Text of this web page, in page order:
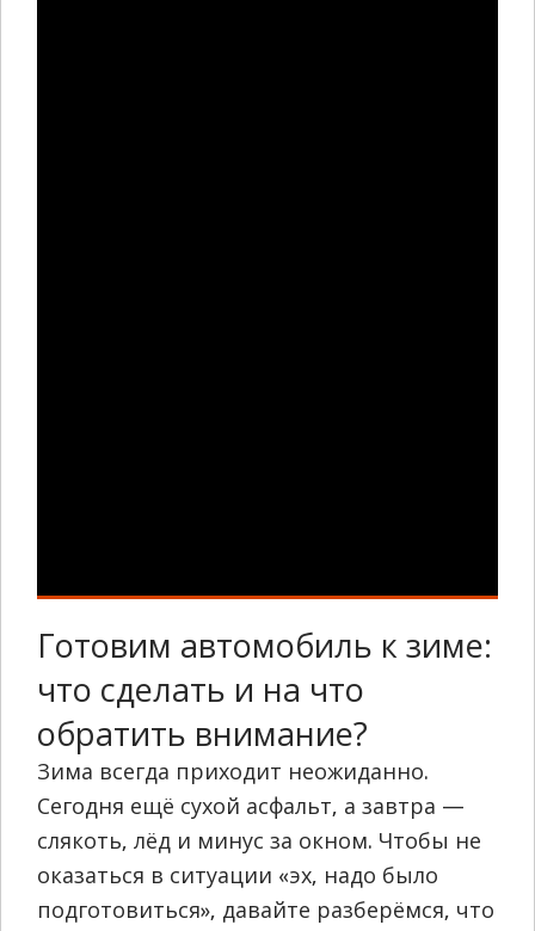
Готовим автомобиль к зиме:
что сделать и на что
обратить внимание?
Зима всегда приходит неожиданно.
Сегодня ещё сухой асфальт, а завтра —
слякоть, лёд и минус за окном. Чтобы не
оказаться в ситуации «эх, надо было
подготовиться», давайте разберёмся, что